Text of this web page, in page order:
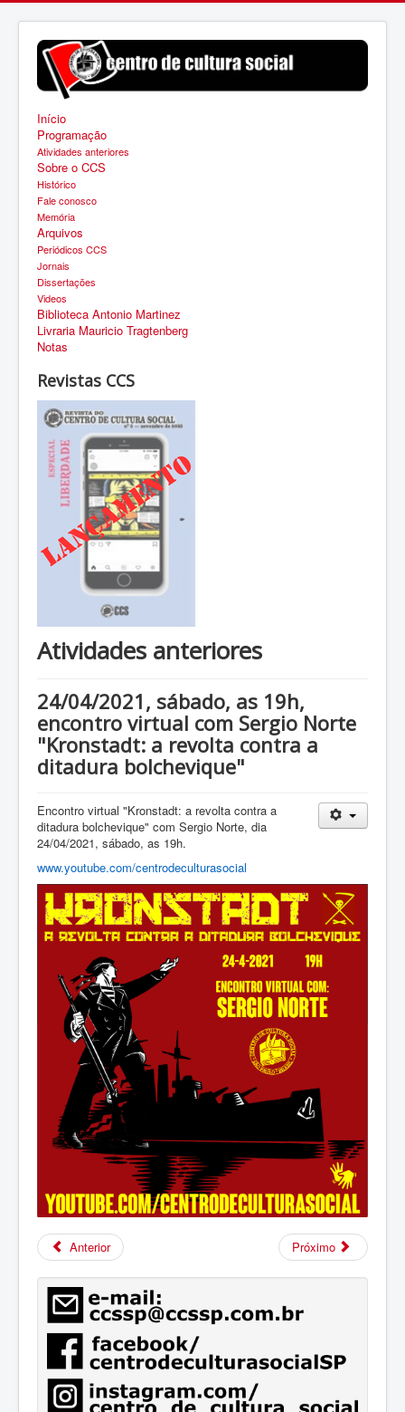
Início
Programação
Atividades anteriores
Sobre o CCS
Histórico
Fale conosco
Memória
Arquivos
Periódicos CCS
Jornais
Dissertações
Videos
Biblioteca Antonio Martinez
Livraria Mauricio Tragtenberg
Notas
Revistas CCS
Atividades anteriores
24/04/2021, sábado, as 19h,
encontro virtual com Sergio Norte
"Kronstadt: a revolta contra a
ditadura bolchevique"
Encontro virtual "Kronstadt: a revolta contra a
ditadura bolchevique" com Sergio Norte, dia
24/04/2021, sábado, as 19h.
www.youtube.com/centrodeculturasocial
Anterior Próximo